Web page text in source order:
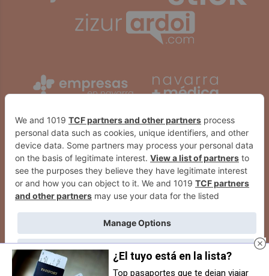
¿El tuyo está en la lista?
Top pasaportes que te dejan viajar